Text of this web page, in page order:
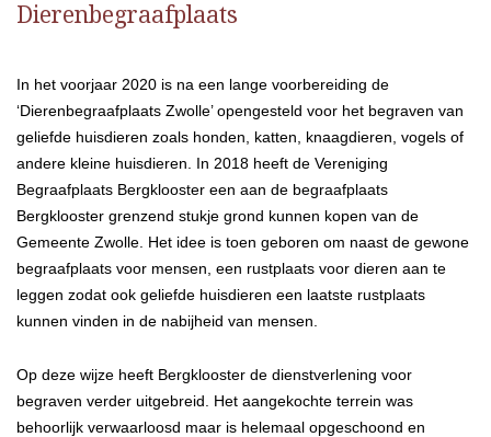
Dierenbegraafplaats
In het voorjaar 2020 is na een lange voorbereiding de
‘Dierenbegraafplaats Zwolle’ opengesteld voor het begraven van
geliefde huisdieren zoals honden, katten, knaagdieren, vogels of
andere kleine huisdieren. In 2018 heeft de Vereniging
Begraafplaats Bergklooster een aan de begraafplaats
Bergklooster grenzend stukje grond kunnen kopen van de
Gemeente Zwolle. Het idee is toen geboren om naast de gewone
begraafplaats voor mensen, een rustplaats voor dieren aan te
leggen zodat ook geliefde huisdieren een laatste rustplaats
kunnen vinden in de nabijheid van mensen.
Op deze wijze heeft Bergklooster de dienstverlening voor
begraven verder uitgebreid. Het aangekochte terrein was
behoorlijk verwaarloosd maar is helemaal opgeschoond en